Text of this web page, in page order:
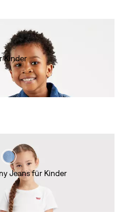
Kinder
Jeans für Kinder